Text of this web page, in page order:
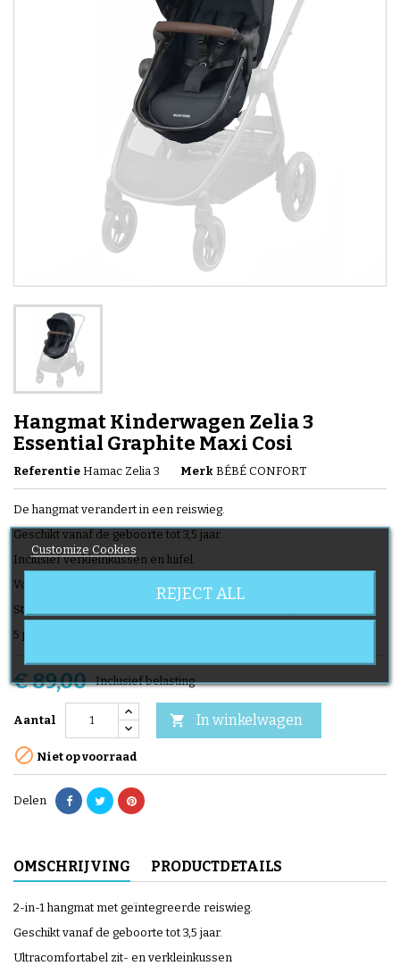
Hangmat Kinderwagen Zelia 3
Essential Graphite Maxi Cosi
Referentie Hamac Zelia 3 Merk BÉBÉ CONFORT
De hangmat verandert in een reiswieg.
Geschikt vanaf de geboorte tot 3,5 jaar.
Inclusief verkleinkussen en luifel.
Volledig verstelbare stoel in reiswiegmodus.
Stoel verstelbaar in achterwaartse of voorwaartse positie.
5 punts veiligheidsgordel.
€ 89,00 Inclusief belasting
Aantal  In winkelwagen
 Niet op voorraad
Delen
OMSCHRIJVING PRODUCTDETAILS
2-in-1 hangmat met geïntegreerde reiswieg.
Geschikt vanaf de geboorte tot 3,5 jaar.
Ultracomfortabel zit- en verkleinkussen
Customize Cookies
REJECT ALL